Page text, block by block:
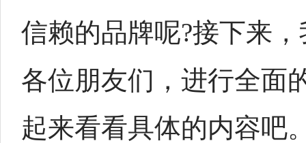
信赖的品牌呢?接下来
各位朋友们，进行全面
起来看看具体的内容吧